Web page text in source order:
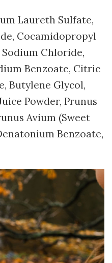
Laureth Sulfate,
Cocamidopropyl
Chloride,
Benzoate, Citric
Butylene Glycol,
Powder, Prunus
Avium (Sweet
Benzoate,